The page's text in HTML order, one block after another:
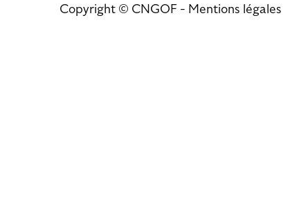
Copyright © CNGOF - Mentions légales